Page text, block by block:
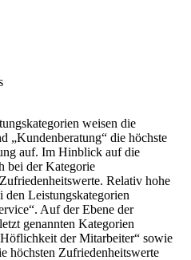
weisen die
„Kundenberatung“ die höchste
auf. Im Hinblick auf die
bei der Kategorie
Relativ hohe
den Leistungskategorien
Auf der Ebene der
genannten Kategorien
der Mitarbeiter“ sowie
höchsten Zufriedenheitswerte